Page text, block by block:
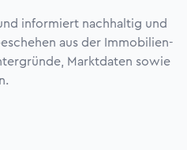
informiert nachhaltig und
aus der Immobilien-
Marktdaten sowie